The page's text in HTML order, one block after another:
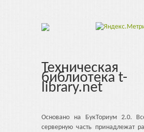
Техническая
библиотека t-
library.net
Основано на БукТориум 2.0.
серверную часть принадлежат